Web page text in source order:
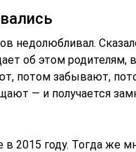
недолюбливал.
об этом родителям,
потом забывают,
— и получается
2015 году. Тогда же